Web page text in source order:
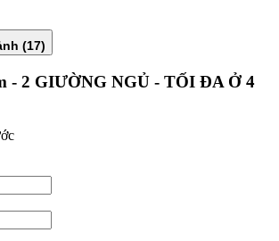
(17)
- 2 GIƯỜNG NGỦ - TỐI ĐA Ở 4